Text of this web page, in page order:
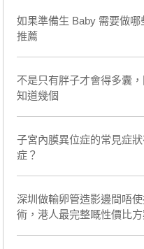
如果準備生 Baby 需要做
推薦
不是只有胖子才會得多囊
知道幾個
子宮內膜異位症的常見症
症？
深圳做輸卵管造影邊間唔
術，港人最完整嘅性價比